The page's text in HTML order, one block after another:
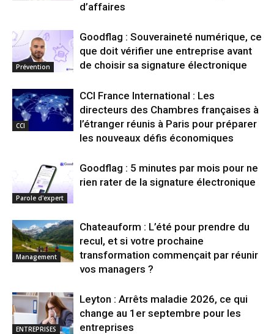
d’affaires
Prévention
Goodflag : Souveraineté numérique, ce
que doit vérifier une entreprise avant
de choisir sa signature électronique
CCI
CCI France International : Les
directeurs des Chambres françaises à
l’étranger réunis à Paris pour préparer
les nouveaux défis économiques
Parole d'expert
Goodflag : 5 minutes par mois pour ne
rien rater de la signature électronique
Management
Chateauform : L’été pour prendre du
recul, et si votre prochaine
transformation commençait par réunir
vos managers ?
ENTREPRISES
Leyton : Arrêts maladie 2026, ce qui
change au 1er septembre pour les
entreprises